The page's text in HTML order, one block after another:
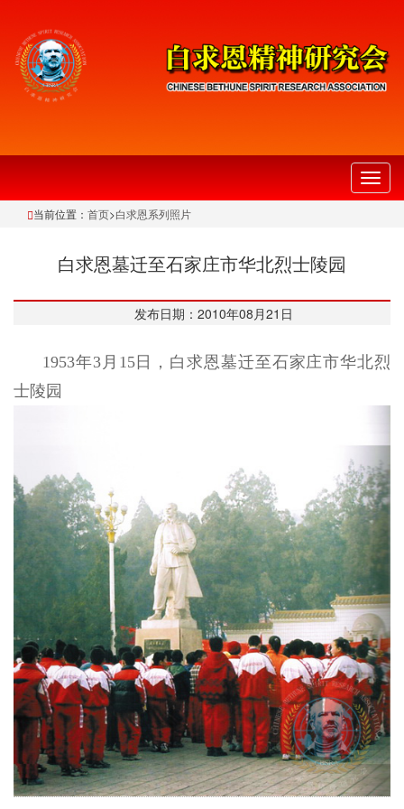
切
换
当前位置： 首页>白求恩系列照片
白求恩墓迁至石家庄市华北烈士陵园
发布日期：2010年08月21日
1953年3月15日，白求恩墓迁至石家庄市华北烈
士陵园